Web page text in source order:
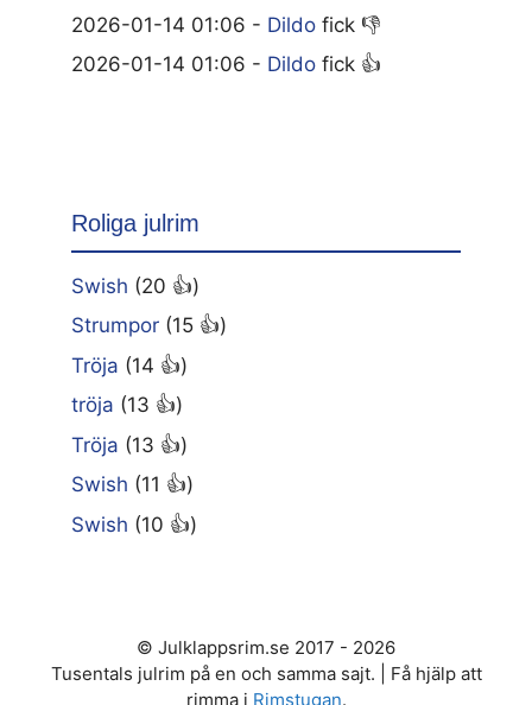
2026-01-14 01:06 - Dildo fick 👎
2026-01-14 01:06 - Dildo fick 👍
Roliga julrim
Swish (20 👍)
Strumpor (15 👍)
Tröja (14 👍)
tröja (13 👍)
Tröja (13 👍)
Swish (11 👍)
Swish (10 👍)
© Julklappsrim.se 2017 - 2026
Tusentals julrim på en och samma sajt. | Få hjälp att
rimma i Rimstugan.